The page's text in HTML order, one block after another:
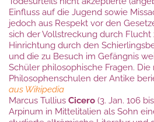
Einfluss auf die Jugend sowie
jedoch aus Respekt vor den
sich der Vollstreckung durch Flucht
Hinrichtung durch den
und die zu Besuch im Gefängnis
Schüler philosophische Fragen.
Philosophenschulen der Antike
aus Wikipedia
Marcus Tullius Cicero (3. Jan. 106
Arpinum in Mittelitalien als Sohn